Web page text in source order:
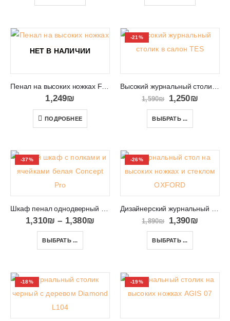
НЕТ В НАЛИЧИИ
Пенал на высоких ножках FASTEBO T02
1,249₪
ПОДРОБНЕЕ
-21%
1,590₪ 1,250₪
ВЫБРАТЬ ...
-37%
1,310₪ – 1,380₪
ВЫБРАТЬ ...
-26%
1,890₪ 1,390₪
ВЫБРАТЬ ...
-18% -19%